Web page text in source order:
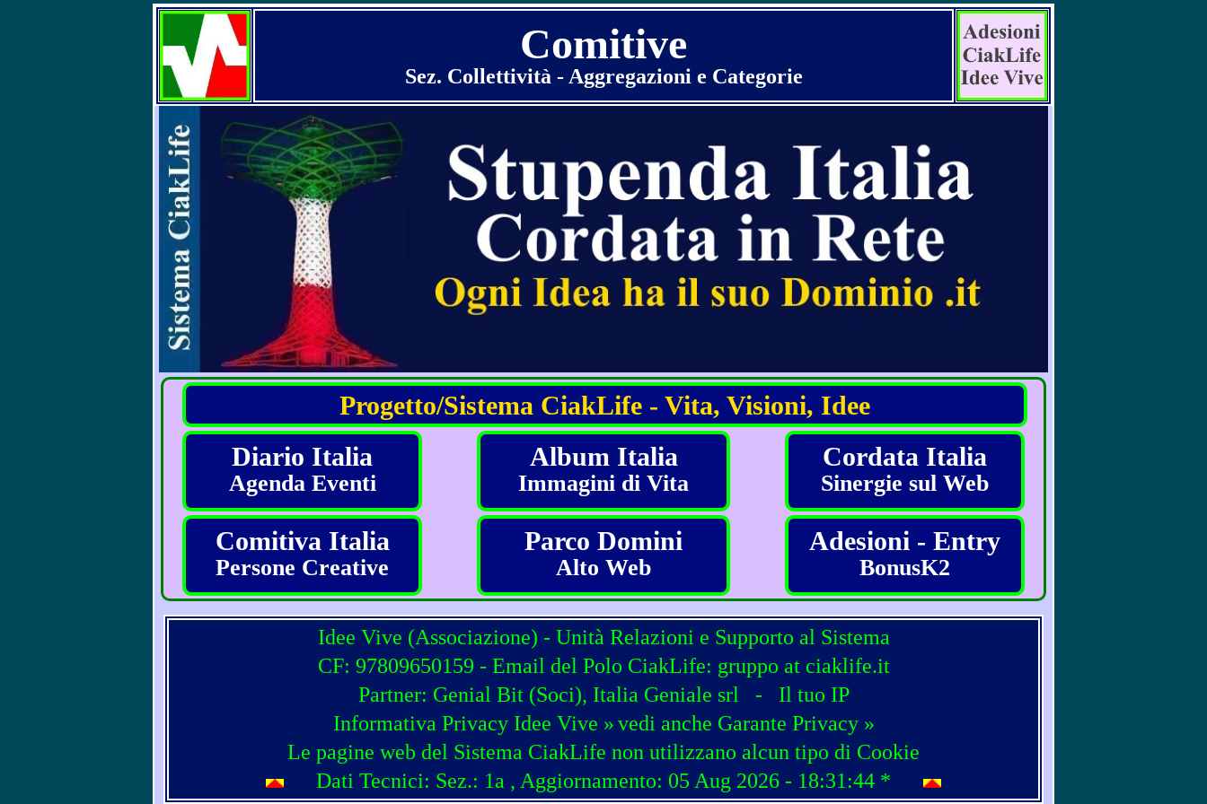
Comitive
Sez. Collettività - Aggregazioni e Categorie
Progetto/Sistema CiakLife - Vita, Visioni, Idee
Diario Italia
Agenda Eventi
Album Italia
Immagini di Vita
Cordata Italia
Sinergie sul Web
Comitiva Italia
Persone Creative
Parco Domini
Alto Web
Adesioni - Entry
BonusK2
Idee Vive (Associazione) - Unità Relazioni e Supporto al Sistema
CF: 97809650159 - Email del Polo CiakLife: gruppo at ciaklife.it
Partner: Genial Bit(Soci), Italia Geniale srl - Il tuo IP
Informativa Privacy Idee Vive »vedi anche Garante Privacy »
Le pagine web del Sistema CiakLife non utilizzano alcun tipo di Cookie
Dati Tecnici: Sez.: 1a , Aggiornamento: 05 Aug 2026 - 18:31:44 *